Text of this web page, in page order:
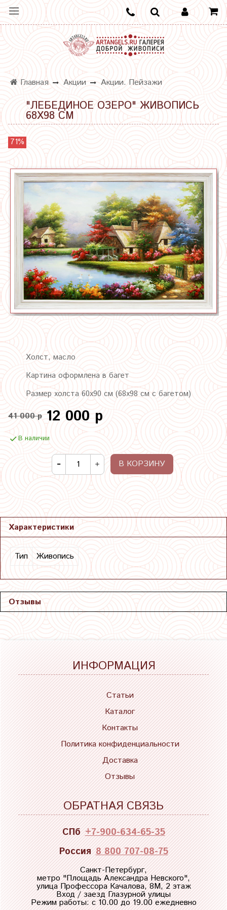
Главная Акции Акции. Пейзажи
"ЛЕБЕДИНОЕ ОЗЕРО" ЖИВОПИСЬ
68Х98 СМ
71%
Холст, масло
Картина оформлена в багет
Размер холста 60х90 см (68х98 см с багетом)
41 000 р 12 000 р
В наличии
В КОРЗИНУ
Характеристики
Тип Живопись
Отзывы
ИНФОРМАЦИЯ
Статьи
Каталог
Контакты
Политика конфиденциальности
Доставка
Отзывы
ОБРАТНАЯ СВЯЗЬ
СПб +7-900-634-65-35
Россия 8 800 707-08-75
Санкт-Петербург,
метро "Площадь Александра Невского",
улица Профессора Качалова, 8М, 2 этаж
Вход / заезд Глазурной улицы
Режим работы: с 10.00 до 19.00 ежедневно